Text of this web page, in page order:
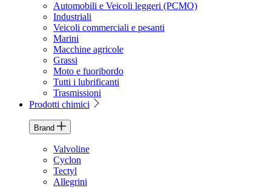
Automobili e Veicoli leggeri (PCMO)
Industriali
Veicoli commerciali e pesanti
Marini
Macchine agricole
Grassi
Moto e fuoribordo
Tutti i lubrificanti
Trasmissioni
Prodotti chimici
Brand
Valvoline
Cyclon
Tectyl
Allegrini